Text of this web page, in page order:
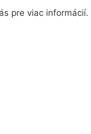
pre viac informácií.